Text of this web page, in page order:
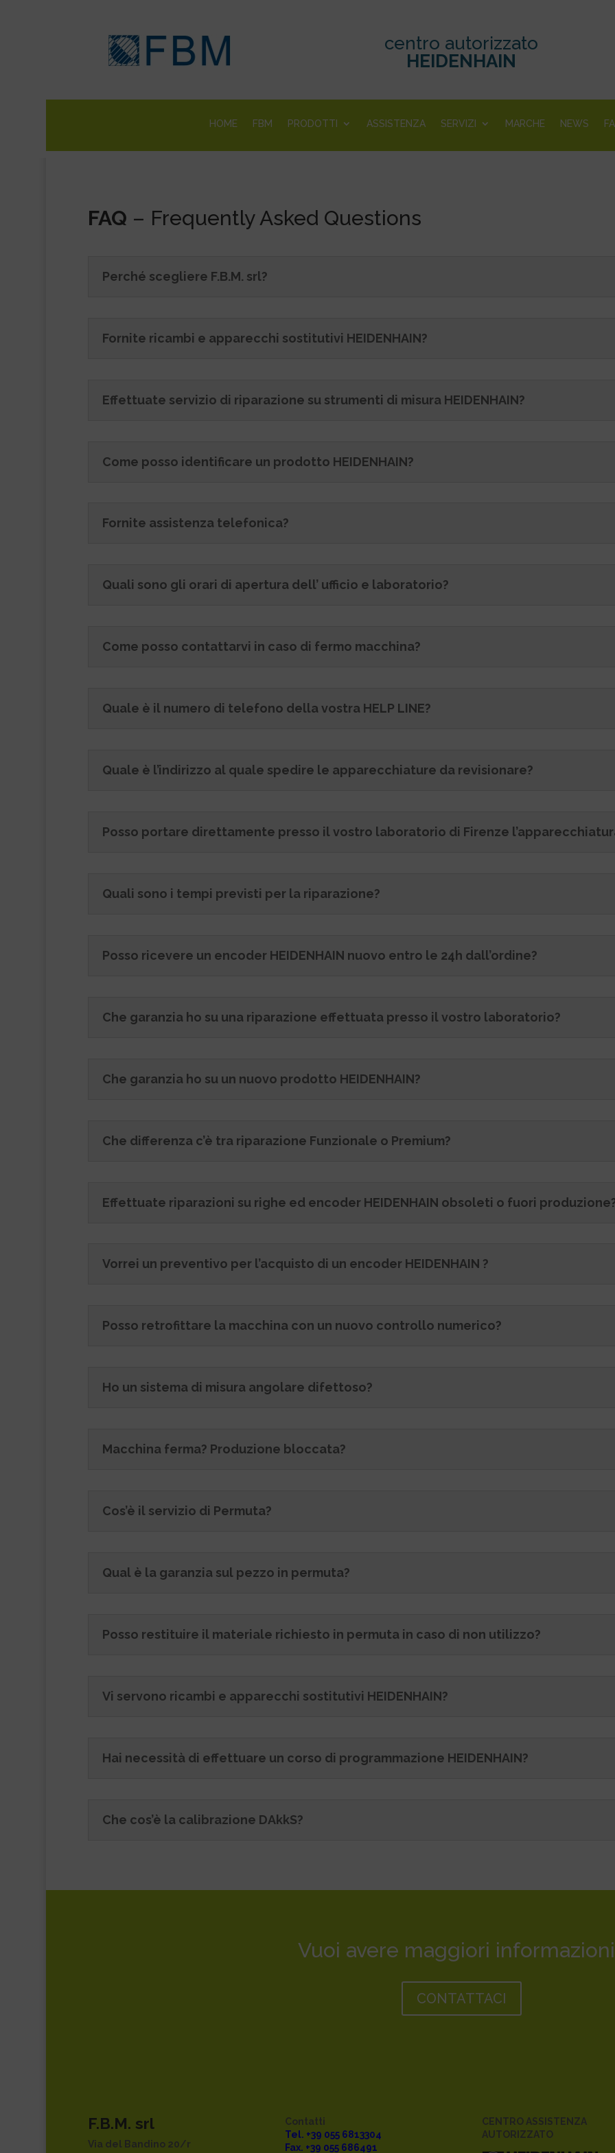
centro autorizzato
HEIDENHAIN
HOME FBM PRODOTTI ASSISTENZA SERVIZI MARCHE NEWS
FAQ – Frequently Asked Questions
Perché scegliere F.B.M. srl?
Fornite ricambi e apparecchi sostitutivi HEIDENHAIN?
Effettuate servizio di riparazione su strumenti di misura HEIDENHAIN?
Come posso identificare un prodotto HEIDENHAIN?
Fornite assistenza telefonica?
Quali sono gli orari di apertura dell’ ufficio e laboratorio?
Come posso contattarvi in caso di fermo macchina?
Quale è il numero di telefono della vostra HELP LINE?
Quale è l’indirizzo al quale spedire le apparecchiature da revisionare?
Posso portare direttamente presso il vostro laboratorio di Firenze
Quali sono i tempi previsti per la riparazione?
Posso ricevere un encoder HEIDENHAIN nuovo entro le 24h dall’ordine?
Che garanzia ho su una riparazione effettuata presso il vostro laboratorio?
Che garanzia ho su un nuovo prodotto HEIDENHAIN?
Che differenza c’è tra riparazione Funzionale o Premium?
Effettuate riparazioni su righe ed encoder HEIDENHAIN obsoleti o fuori
Vorrei un preventivo per l’acquisto di un encoder HEIDENHAIN ?
Posso retrofittare la macchina con un nuovo controllo numerico?
Ho un sistema di misura angolare difettoso?
Macchina ferma? Produzione bloccata?
Cos’è il servizio di Permuta?
Qual è la garanzia sul pezzo in permuta?
Posso restituire il materiale richiesto in permuta in caso di non utilizzo?
Vi servono ricambi e apparecchi sostitutivi HEIDENHAIN?
Hai necessità di effettuare un corso di programmazione HEIDENHAIN?
Che cos’è la calibrazione DAkkS?
Vuoi avere maggiori
CONTATTACI
F.B.M. srl
Via del Bandino 20/r
Contatti
Tel. +39 055 6813304
Fax. +39 055 686491
CENTRO ASSISTENZA
AUTORIZZATO